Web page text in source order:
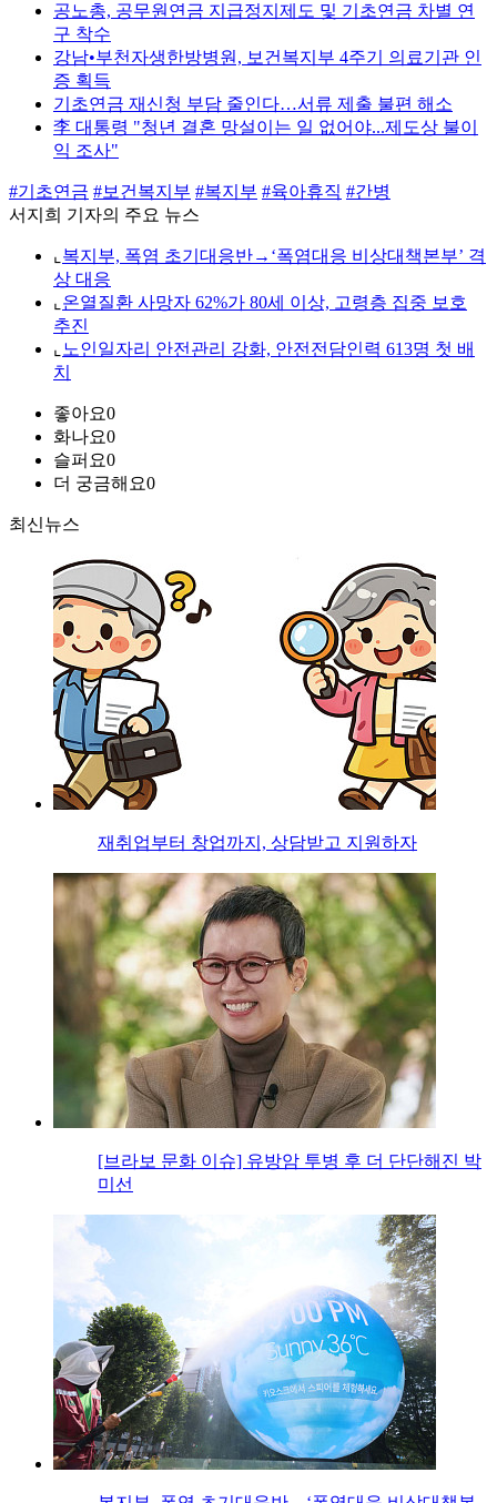
공노총, 공무원연금 지급정지제도 및 기초연금 차별 연
구 착수
강남•부천자생한방병원, 보건복지부 4주기 의료기관 인
증 획득
기초연금 재신청 부담 줄인다…서류 제출 불편 해소
李 대통령 "청년 결혼 망설이는 일 없어야...제도상 불이
익 조사"
#기초연금 #보건복지부 #복지부 #육아휴직 #간병
서지희 기자의 주요 뉴스
⌞ 복지부, 폭염 초기대응반→‘폭염대응 비상대책본부’ 격
상 대응
⌞ 온열질환 사망자 62%가 80세 이상, 고령층 집중 보호
추진
⌞ 노인일자리 안전관리 강화, 안전전담인력 613명 첫 배
치
좋아요0
화나요0
슬퍼요0
더 궁금해요0
최신뉴스
재취업부터 창업까지, 상담받고 지원하자
[브라보 문화 이슈] 유방암 투병 후 더 단단해진 박
미선